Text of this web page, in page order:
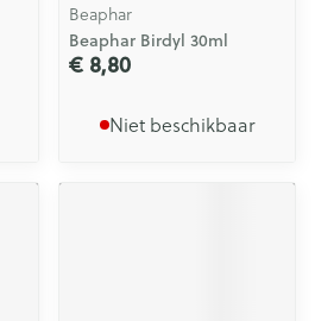
Beaphar
Beaphar Birdyl 30ml
€ 8,80
Niet beschikbaar